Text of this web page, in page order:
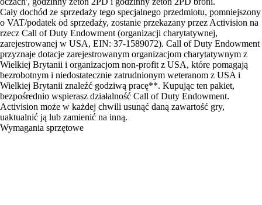
Cały dochód ze sprzedaży tego specjalnego przedmiotu, pomniejszony
o VAT/podatek od sprzedaży, zostanie przekazany przez Activision na
rzecz Call of Duty Endowment (organizacji charytatywnej,
zarejestrowanej w USA, EIN: 37-1589072). Call of Duty Endowment
przyznaje dotacje zarejestrowanym organizacjom charytatywnym z
Wielkiej Brytanii i organizacjom non-profit z USA, które pomagają
bezrobotnym i niedostatecznie zatrudnionym weteranom z USA i
Wielkiej Brytanii znaleźć godziwą pracę**. Kupując ten pakiet,
bezpośrednio wspierasz działalność Call of Duty Endowment.
Activision może w każdej chwili usunąć daną zawartość gry,
uaktualnić ją lub zamienić na inną.
Wymagania sprzętowe